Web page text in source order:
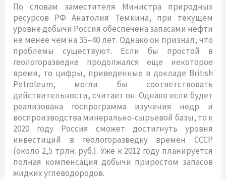
По словам заместителя Министра природных
ресурсов РФ Анатолия Темкина, при текущем
уровне добычи Россия обеспечена запасами нефти
не менее чем на 35–40 лет. Однако он признал, что
проблемы существуют. Если бы простой в
геологоразведке продолжался еще некоторое
время, то цифры, приведенные в докладе British
Petroleum, могли бы соответствовать
действительности, считает он. Однако если будет
реализована госпрограмма изучения недр и
воспроизводства минерально-сырьевой базы, то к
2020 году Россия сможет достигнуть уровня
инвестиций в геологоразведку времен СССР
(около 2,5 трлн. руб.). Уже к 2012 году планируется
полная компенсация добычи приростом запасов
жидких углеводородов.